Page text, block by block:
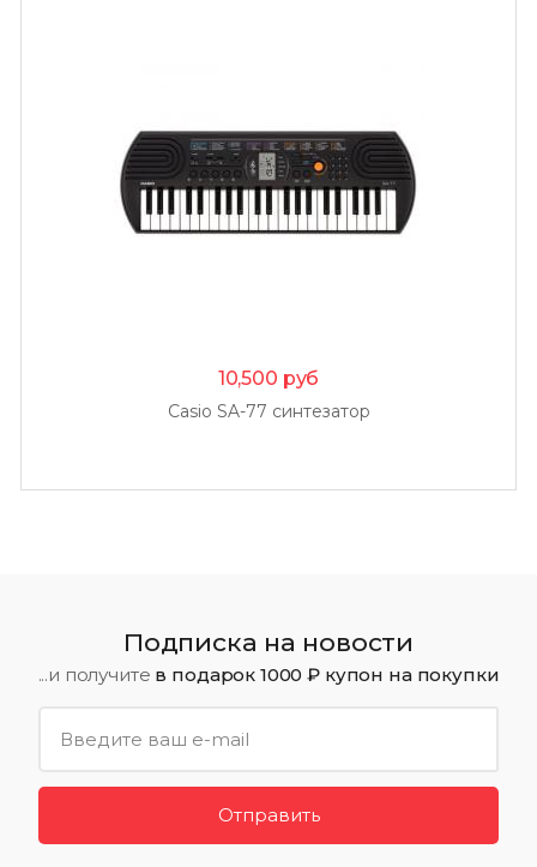
10,500 руб
Casio SA-77 синтезатор
Подписка на новости
...и получите в подарок 1000 ₽ купон на покупки
Отправить